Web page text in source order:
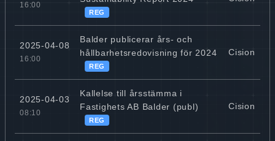
16:00
REG
2025-04-08
16:00
Balder publicerar års- och
hållbarhetsredovisning för 2024
REG
Cision
2025-04-03
08:10
Kallelse till årsstämma i
Fastighets AB Balder (publ)
REG
Cision